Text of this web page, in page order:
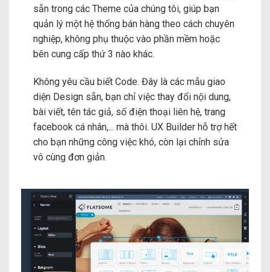
sẵn trong các Theme của chúng tôi, giúp bạn
quản lý một hệ thống bán hàng theo cách chuyên
nghiệp, không phụ thuộc vào phần mềm hoặc
bên cung cấp thứ 3 nào khác.
Không yêu cầu biết Code. Đây là các mẫu giao
diện Design sẵn, bạn chỉ việc thay đổi nội dung,
bài viết, tên tác giả, số điện thoại liên hệ, trang
facebook cá nhân,... mà thôi. UX Builder hỗ trợ hết
cho bạn những công việc khó, còn lại chỉnh sửa
vô cùng đơn giản.